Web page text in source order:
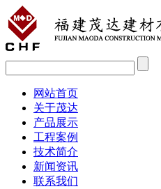
网站首页
关于茂达
产品展示
工程案例
技术简介
新闻资讯
联系我们